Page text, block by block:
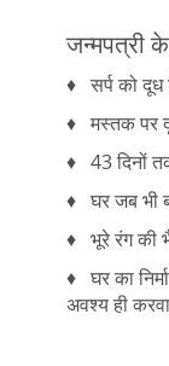
जन्मपत्री
♦ सर्प को दूध
♦ मस्तक पर
♦ 43 दिनों
♦ घर जब भी
♦ भूरे रंग की
♦ घर का
अवश्य ही